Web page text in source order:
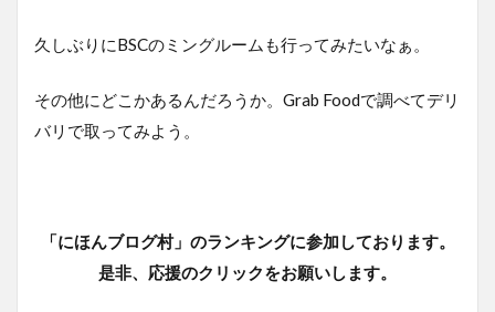
久しぶりにBSCのミングルームも行ってみたいなぁ。
その他にどこかあるんだろうか。Grab Foodで調べてデリ
バリで取ってみよう。
「にほんブログ村」のランキングに参加しております。
是非、応援のクリックをお願いします。